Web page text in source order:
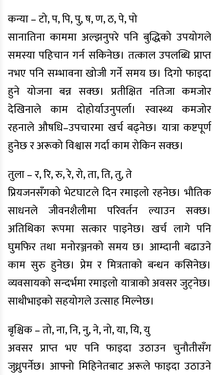
कन्या – टो, प, पि, पु, ष, ण, ठ, पे, पो
सानातिना काममा अल्झनुपरे पनि बुद्धिको उपयोगले
समस्या पहिचान गर्न सकिनेछ। तत्काल उपलब्धि प्राप्त
नभए पनि सम्भावना खोजी गर्ने समय छ। दिगो फाइदा
हुने योजना बन्न सक्छ। प्रतीक्षित नतिजा कमजोर
देखिनाले काम दोहोर्याउनुपर्ला। स्वास्थ्य कमजोर
रहनाले औषधि–उपचारमा खर्च बढ्नेछ। यात्रा कष्टपूर्ण
हुनेछ र अरूको विश्वास गर्दा काम रोकिन सक्छ।
तुला – र, रि, रु, रे, रो, ता, ति, तु, ते
प्रियजनसँगको भेटघाटले दिन रमाइलो रहनेछ। भौतिक
साधनले जीवनशैलीमा परिवर्तन ल्याउन सक्छ।
अतिथिका रूपमा सत्कार पाइनेछ। खर्च लागे पनि
घुमफिर तथा मनोरञ्जनको समय छ। आम्दानी बढाउने
काम सुरु हुनेछ। प्रेम र मित्रताको बन्धन कसिनेछ।
व्यवसायको सन्दर्भमा रमाइलो यात्राको अवसर जुट्नेछ।
साथीभाइको सहयोगले उत्साह मिल्नेछ।
बृश्चिक – तो, ना, नि, नु, ने, नो, या, यि, यु
अवसर प्राप्त भए पनि फाइदा उठाउन चुनौतीसँग
जुध्नुपर्नेछ। आफ्नो मिहिनेतबाट अरूले फाइदा उठाउने